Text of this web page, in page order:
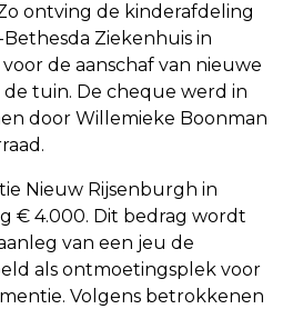
ontving de kinderafdeling
Ziekenhuis in
de aanschaf van nieuwe
tuin. De cheque werd in
door Willemieke Boonman
Nieuw Rijsenburgh in
€ 4.000. Dit bedrag wordt
van een jeu de
als ontmoetingsplek voor
Volgens betrokkenen